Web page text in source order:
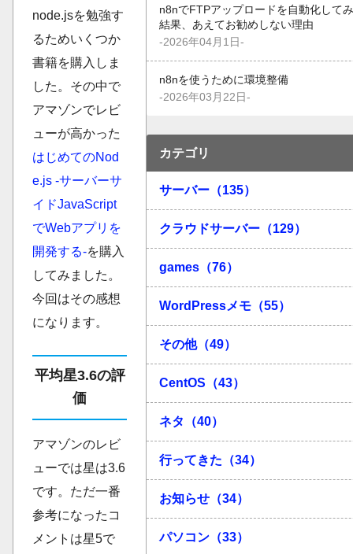
node.jsを勉強す
るためいくつか
書籍を購入しま
した。その中で
アマゾンでレビ
ューが高かった
はじめてのNod
e.js -サーバーサ
イドJavaScript
でWebアプリを
開発する-を購入
してみました。
今回はその感想
になります。
平均星3.6の評
価
アマゾンのレビ
ューでは星は3.6
です。ただ一番
参考になったコ
メントは星5で
n8nでFTPアップロードを自動化して
結果、あえてお勧めしない理由
-2026年04月1日-
n8nを使うために環境整備
-2026年03月22日-
カテゴリ
サーバー（135）
クラウドサーバー（129）
games（76）
WordPressメモ（55）
その他（49）
CentOS（43）
ネタ（40）
行ってきた（34）
お知らせ（34）
パソコン（33）